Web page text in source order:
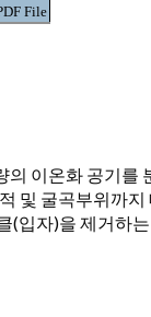
File
의 이온화 공기를
및 굴곡부위까지
(입자)을 제거하